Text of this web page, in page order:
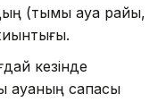
(тымық ауа райы,
кезінде
ауаның сапасы